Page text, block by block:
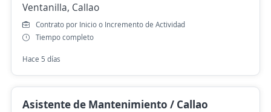
Ventanilla, Callao
Contrato por Inicio o Incremento de Actividad
Tiempo completo
Hace 5 días
​Asistente de Mantenimiento / Callao